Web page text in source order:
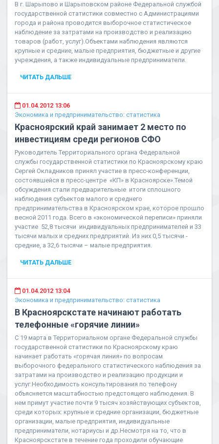
В г. Шарыпово и Шарыповском районе Федеральной службой
государственной статистики совместно с Администрациями
города и района проводится выборочное статистическое
наблюдение за затратами на производство и реализацию
товаров (работ, услуг).Объектами наблюдения являются
крупные и средние, малые предприятия, бюджетные и другие
учреждения, а также индивидуальные предприниматели.
ЧИТАТЬ ДАЛЬШЕ
01.04.2012 13:06
Экономика и предпринимательство: статистика
Красноярский край занимает 2 место по
инвестициям среди регионов СФО
Руководитель Территориального органа Федеральной
службы государственной статистики по Красноярскому краю
Сергей Окладников принял участие в пресс-конференции,
состоявшейся в пресс-центре «КП» в Красноярске».Темой
обсуждения стали предварительные итоги сплошного
наблюдения субъектов малого и среднего
предпринимательства в Красноярском крае, которое прошло
весной 2011 года. Всего в «экономической переписи» приняли
участие 52,8 тысячи индивидуальных предпринимателей и 33
тысячи малых и средних предприятий. Из них 0,5 тысячи -
средние, а 32,6 тысячи – малые предприятия.
ЧИТАТЬ ДАЛЬШЕ
01.04.2012 13:04
Экономика и предпринимательство: статистика
В Красноярскстате начинают работать
телефонные «горячие линии»
С 19 марта в Территориальном органе Федеральной службы
государственной статистики по Красноярскому краю
начинает работать «горячая линия» по вопросам
выборочного федерального статистического наблюдения за
затратами на производство и реализацию продукции и
услуг.Необходимость консультирования по телефону
объясняется масштабностью предстоящего наблюдения. В
нем примут участие почти 9 тысяч хозяйствующих субъектов,
среди которых: крупные и средние организации, бюджетные
организации, малые предприятия, индивидуальные
предприниматели, нотариусы и др.Несмотря на то, что в
Красноярскстате в течение года проходили обучающие